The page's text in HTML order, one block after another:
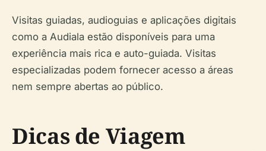
Visitas guiadas, audioguias e aplicações digitais
como a Audiala estão disponíveis para uma
experiência mais rica e auto-guiada. Visitas
especializadas podem fornecer acesso a áreas
nem sempre abertas ao público.
Dicas de Viagem